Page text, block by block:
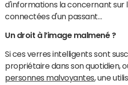
d'informations la concernant sur
connectées d'un passant…
Un droit à l’image malmené ?
Si ces verres intelligents sont
propriétaire dans son quotidien,
personnes malvoyantes, une